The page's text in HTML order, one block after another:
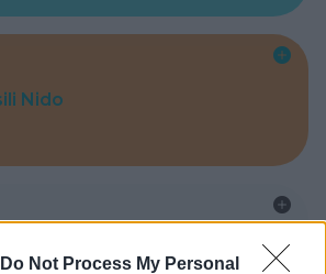
Do Not Process My Personal
Nido